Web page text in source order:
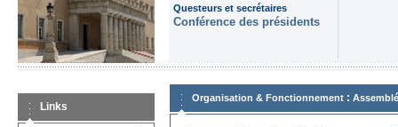
Questeurs et secrétaires
Conférence des présidents
Links
Organisation & Fonctionnement :